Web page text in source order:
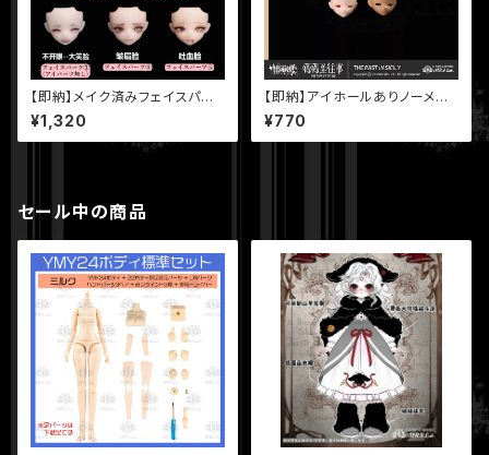
【即納】メイク済みフェイスパー
ツ 【シチリアの追憶】シリーズ M
JD ブラインドドール 【悸動瞬
息】
¥1,320
【即納】アイホールありノーメイ
クヘッド 【シチリアの追憶】シリ
ーズ MJD ブラインドドール 【悸
動瞬息】
¥770
セール中の商品